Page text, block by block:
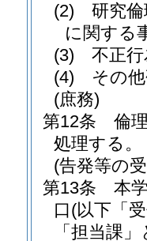
(2)
研究
に関する
(3)
不正
(4)
その
(庶務)
第12条
倫
処理する。
(告発等の
第13条
本
口(以下「
「担当課